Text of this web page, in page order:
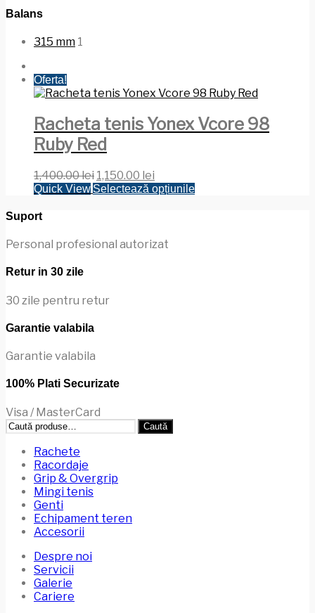
Balans
315 mm 1
Oferta!
Racheta tenis Yonex Vcore 98
Ruby Red
1,400.00lei Prețul
inițial
1,150.00 lei
curent
Quick View Selectează opțiunileAcest
Suport
Personal profesional autorizat
Retur in 30 zile
30 zile pentru retur
Garantie valabila
Garantie valabila
100% Plati Securizate
Visa / MasterCard
Caută
după:
Caută
Rachete
Racordaje
Grip & Overgrip
Mingi tenis
Genti
Echipament teren
Accesorii
Despre noi
Servicii
Galerie
Cariere